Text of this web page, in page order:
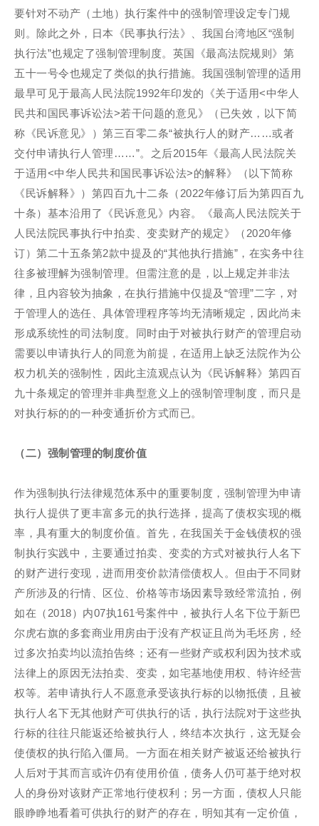
要针对不动产（土地）执行案件中的强制管理设定专门规
则。除此之外，日本《民事执行法》、我国台湾地区“强制
执行法”也规定了强制管理制度。英国《最高法院规则》第
五十一号令也规定了类似的执行措施。我国强制管理的适用
最早可见于最高人民法院1992年印发的《关于适用<中华人
民共和国民事诉讼法>若干问题的意见》（已失效，以下简
称《民诉意见》）第三百零二条“被执行人的财产……或者
交付申请执行人管理……”。之后2015年《最高人民法院关
于适用<中华人民共和国民事诉讼法>的解释》（以下简称
《民诉解释》）第四百九十二条（2022年修订后为第四百九
十条）基本沿用了《民诉意见》内容。《最高人民法院关于
人民法院民事执行中拍卖、变卖财产的规定》（2020年修
订）第二十五条第2款中提及的“其他执行措施”，在实务中往
往多被理解为强制管理。但需注意的是，以上规定并非法
律，且内容较为抽象，在执行措施中仅提及“管理”二字，对
于管理人的选任、具体管理程序等均无清晰规定，因此尚未
形成系统性的司法制度。同时由于对被执行财产的管理启动
需要以申请执行人的同意为前提，在适用上缺乏法院作为公
权力机关的强制性，因此主流观点认为《民诉解释》第四百
九十条规定的管理并非典型意义上的强制管理制度，而只是
对执行标的的一种变通折价方式而已。
（二）强制管理的制度价值
作为强制执行法律规范体系中的重要制度，强制管理为申请
执行人提供了更丰富多元的执行选择，提高了债权实现的概
率，具有重大的制度价值。首先，在我国关于金钱债权的强
制执行实践中，主要通过拍卖、变卖的方式对被执行人名下
的财产进行变现，进而用变价款清偿债权人。但由于不同财
产所涉及的行情、区位、价格等市场因素导致经常流拍，例
如在（2018）内07执161号案件中，被执行人名下位于新巴
尔虎右旗的多套商业用房由于没有产权证且尚为毛坯房，经
过多次拍卖均以流拍告终；还有一些财产或权利因为技术或
法律上的原因无法拍卖、变卖，如宅基地使用权、特许经营
权等。若申请执行人不愿意承受该执行标的以物抵债，且被
执行人名下无其他财产可供执行的话，执行法院对于这些执
行标的往往只能返还给被执行人，终结本次执行，这无疑会
使债权的执行陷入僵局。一方面在相关财产被返还给被执行
人后对于其而言或许仍有使用价值，债务人仍可基于绝对权
人的身份对该财产正常地行使权利；另一方面，债权人只能
眼睁睁地看着可供执行的财产的存在，明知其有一定价值，